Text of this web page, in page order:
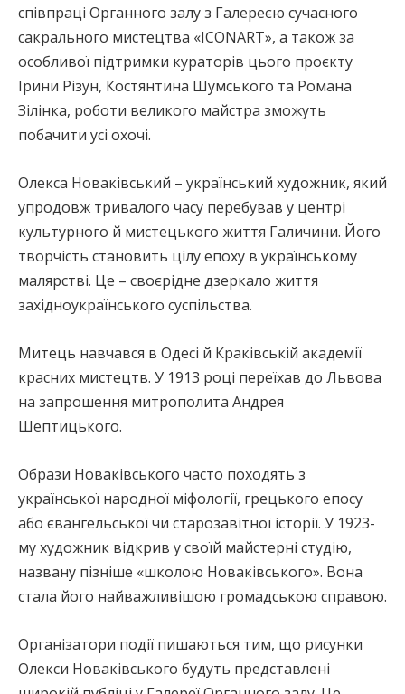
співпраці Органного залу з Галереєю сучасного
сакрального мистецтва «ICONART», а також за
особливої підтримки кураторів цього проєкту
Ірини Різун, Костянтина Шумського та Романа
Зілінка, роботи великого майстра зможуть
побачити усі охочі.
Олекса Новаківський – український художник, який
упродовж тривалого часу перебував у центрі
культурного й мистецького життя Галичини. Його
творчість становить цілу епоху в українському
малярстві. Це – своєрідне дзеркало життя
західноукраїнського суспільства.
Митець навчався в Одесі й Краківській академії
красних мистецтв. У 1913 році переїхав до Львова
на запрошення митрополита Андрея
Шептицького.
Образи Новаківського часто походять з
української народної міфології, грецького епосу
або євангельської чи старозавітної історії. У 1923-
му художник відкрив у своїй майстерні студію,
названу пізніше «школою Новаківського». Вона
стала його найважливішою громадською справою.
Організатори події пишаються тим, що рисунки
Олекси Новаківського будуть представлені